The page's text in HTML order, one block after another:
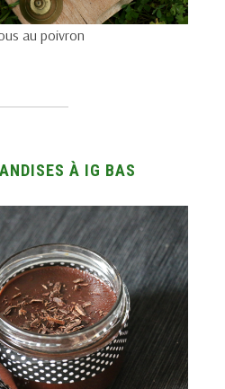
au poivron
À IG BAS